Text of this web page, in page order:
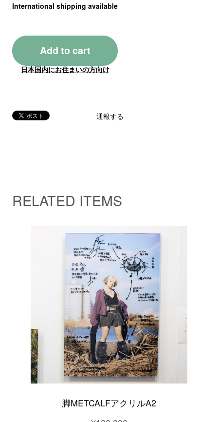
International shipping available
Add to cart
日本国内にお住まいの方向け
通報する
RELATED ITEMS
脚METCALFアクリルA2